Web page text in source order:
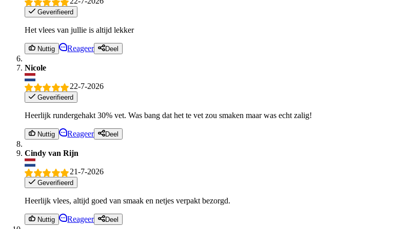
Geverifieerd
Het vlees van jullie is altijd lekker
Nuttig Reageer Deel
Nicole
22-7-2026
Geverifieerd
Heerlijk rundergehakt 30% vet. Was bang dat het te vet zou smaken maar was echt zalig!
Nuttig Reageer Deel
Cindy van Rijn
21-7-2026
Geverifieerd
Heerlijk vlees, altijd goed van smaak en netjes verpakt bezorgd.
Nuttig Reageer Deel